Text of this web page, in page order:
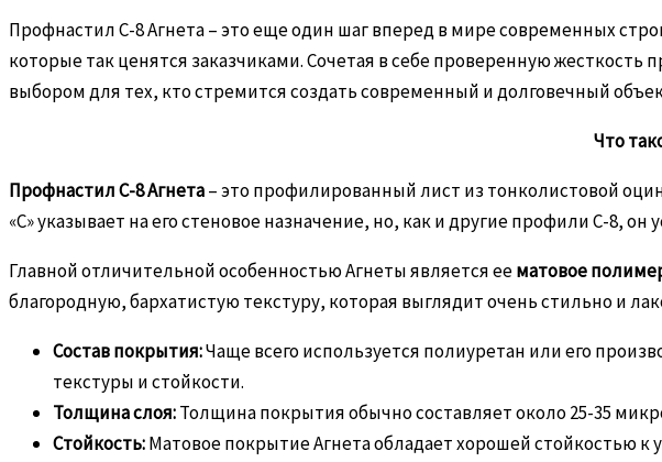
Профнастил С-8 Агнета – это еще один шаг вперед в мире современных
которые так ценятся заказчиками. Сочетая в себе проверенную
выбором для тех, кто стремится создать современный и долговечный
Что
Профнастил С-8 Агнета– это профилированный лист из тонколистовой
«С» указывает на его стеновое назначение, но, как и другие профили С-8,
Главной отличительной особенностью Агнеты является еематовое
благородную, бархатистую текстуру, которая выглядит очень стильно и
Состав покрытия:Чаще всего используется полиуретан или его
текстуры и стойкости.
Толщина слоя:Толщина покрытия обычно составляет около 25-35
Стойкость:Матовое покрытие Агнета обладает хорошей стойкостью